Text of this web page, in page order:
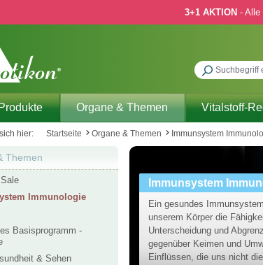
3+1 AKTION - Alle
Organe & Themen Vitalstoff-
hier: Startseite Organe & Themen Immunsystem
Themen
Immunologie
Basisprogramm -
& Sehen
Immunsystem
Ein gesundes
unserem Körper die
Unterscheidung und
gegenüber Keimen und
Einflüssen, die uns nicht